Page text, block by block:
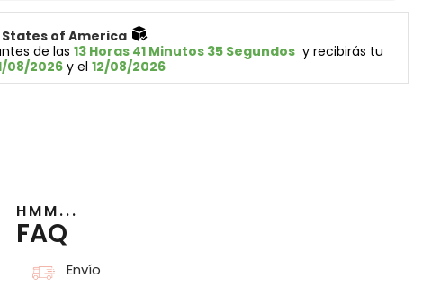
of America
de las 13 Horas 41 Minutos 34 Segundos
  y recibirás tu
08/2026 y el 12/08/2026
HMM...
FAQ
Envío